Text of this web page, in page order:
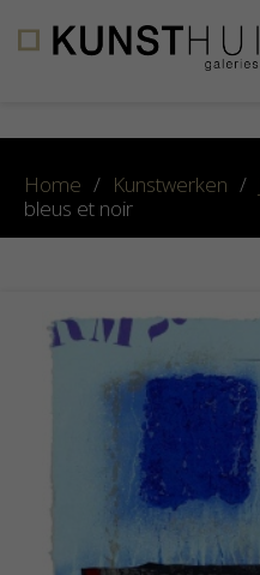
Home / Kunstwerken /
bleus et noir